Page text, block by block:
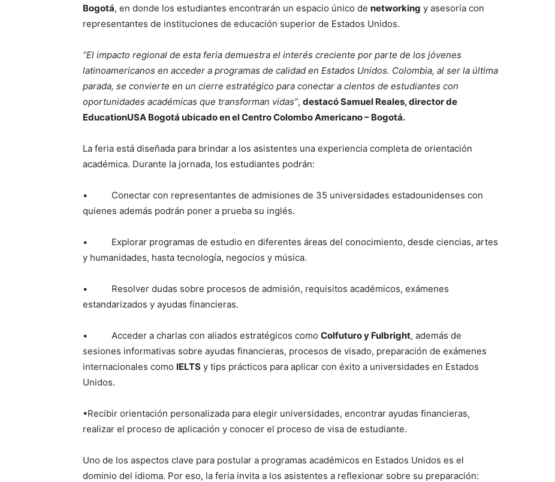
Bogotá, en donde los estudiantes encontrarán un espacio único de networking y asesoría con
representantes de instituciones de educación superior de Estados Unidos.
“El impacto regional de esta feria demuestra el interés creciente por parte de los jóvenes
latinoamericanos en acceder a programas de calidad en Estados Unidos. Colombia, al ser la última
parada, se convierte en un cierre estratégico para conectar a cientos de estudiantes con
oportunidades académicas que transforman vidas”, destacó Samuel Reales, director de
EducationUSA Bogotá ubicado en el Centro Colombo Americano – Bogotá.
La feria está diseñada para brindar a los asistentes una experiencia completa de orientación
académica. Durante la jornada, los estudiantes podrán:
• Conectar con representantes de admisiones de 35 universidades estadounidenses con
quienes además podrán poner a prueba su inglés.
• Explorar programas de estudio en diferentes áreas del conocimiento, desde ciencias, artes
y humanidades, hasta tecnología, negocios y música.
• Resolver dudas sobre procesos de admisión, requisitos académicos, exámenes
estandarizados y ayudas financieras.
• Acceder a charlas con aliados estratégicos como Colfuturo y Fulbright, además de
sesiones informativas sobre ayudas financieras, procesos de visado, preparación de exámenes
internacionales como IELTS y tips prácticos para aplicar con éxito a universidades en Estados
Unidos.
•Recibir orientación personalizada para elegir universidades, encontrar ayudas financieras,
realizar el proceso de aplicación y conocer el proceso de visa de estudiante.
Uno de los aspectos clave para postular a programas académicos en Estados Unidos es el
dominio del idioma. Por eso, la feria invita a los asistentes a reflexionar sobre su preparación: